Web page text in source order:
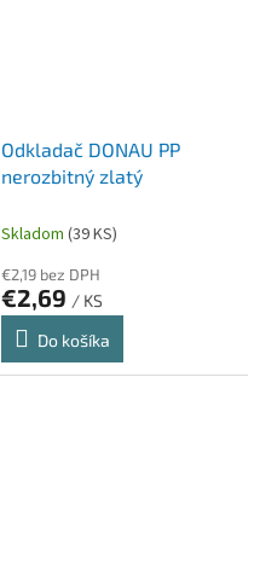
Odkladač DONAU PP
nerozbitný zlatý
Skladom (39 KS)
€2,19 bez DPH
€2,69 / KS
Do košíka